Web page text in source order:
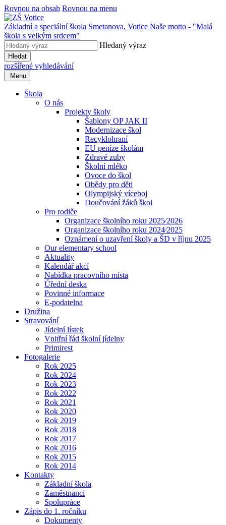
Rovnou na obsah Rovnou na menu
Základní a speciální škola Smetanova, Votice Naše motto - "Malá
škola s velkým srdcem"
Hledaný výraz
Hledat
rozšířené vyhledávání
Menu
Škola
O nás
Projekty školy
Šablony OP JAK II
Modernizace škol
Recyklohraní
EU peníze školám
Zdravé zuby
Školní mléko
Ovoce do škol
Obědy pro děti
Olympijský víceboj
Doučování žáků škol
Pro rodiče
Organizace školního roku 2025⁄2026
Organizace školního roku 2024⁄2025
Oznámení o uzavření školy a ŠD v říjnu 2025
Our elementary school
Aktuality
Kalendář akcí
Nabídka pracovního místa
Úřední deska
Povinné informace
E-podatelna
Družina
Stravování
Jídelní lístek
Vnitřní řád školní jídelny
Primirest
Fotogalerie
Rok 2025
Rok 2024
Rok 2023
Rok 2022
Rok 2021
Rok 2020
Rok 2019
Rok 2018
Rok 2017
Rok 2016
Rok 2015
Rok 2014
Kontakty
Základní škola
Zaměstnanci
Spolupráce
Zápis do 1. ročníku
Dokumenty